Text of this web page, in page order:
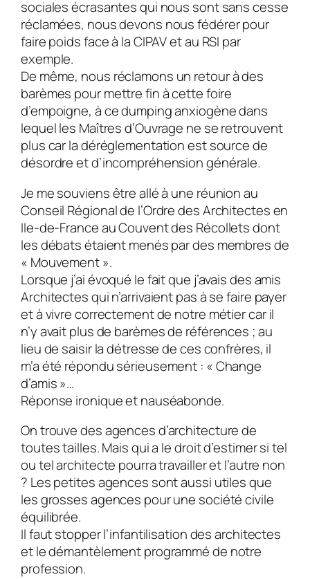
sociales écrasantes qui nous sont sans cesse
réclamées, nous devons nous fédérer pour
faire poids face à la CIPAV et au RSI par
exemple.
De même, nous réclamons un retour à des
barèmes pour mettre fin à cette foire
d’empoigne, à ce dumping anxiogène dans
lequel les Maîtres d’Ouvrage ne se retrouvent
plus car la déréglementation est source de
désordre et d’incompréhension générale.
Je me souviens être allé à une réunion au
Conseil Régional de l’Ordre des Architectes en
Ile-de-France au Couvent des Récollets dont
les débats étaient menés par des membres de
« Mouvement ».
Lorsque j’ai évoqué le fait que j’avais des amis
Architectes qui n’arrivaient pas à se faire payer
et à vivre correctement de notre métier car il
n’y avait plus de barèmes de références ; au
lieu de saisir la détresse de ces confrères, il
m’a été répondu sérieusement : « Change
d’amis »…
Réponse ironique et nauséabonde.
On trouve des agences d’architecture de
toutes tailles. Mais qui a le droit d’estimer si tel
ou tel architecte pourra travailler et l’autre non
? Les petites agences sont aussi utiles que
les grosses agences pour une société civile
équilibrée.
Il faut stopper l’infantilisation des architectes
et le démantèlement programmé de notre
profession.